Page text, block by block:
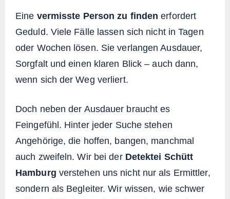
Eine vermisste Person zu finden erfordert
Geduld. Viele Fälle lassen sich nicht in Tagen
oder Wochen lösen. Sie verlangen Ausdauer,
Sorgfalt und einen klaren Blick – auch dann,
wenn sich der Weg verliert.
Doch neben der Ausdauer braucht es
Feingefühl. Hinter jeder Suche stehen
Angehörige, die hoffen, bangen, manchmal
auch zweifeln. Wir bei der Detektei Schütt
Hamburg verstehen uns nicht nur als Ermittler,
sondern als Begleiter. Wir wissen, wie schwer